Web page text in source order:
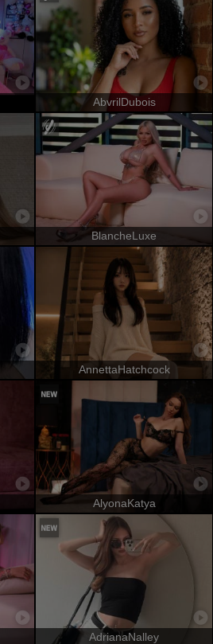
AbvrilDubois
BlancheLuxe
AnnettaHatchcock
AlyonaKatya
AdrianaNalley